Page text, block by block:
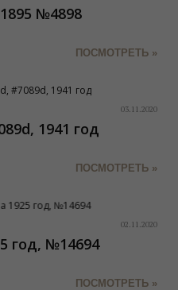
№4898
ПОСМОТРЕТЬ »
03.11.2020
1941 год
ПОСМОТРЕТЬ »
02.11.2020
год, №14694
ПОСМОТРЕТЬ »